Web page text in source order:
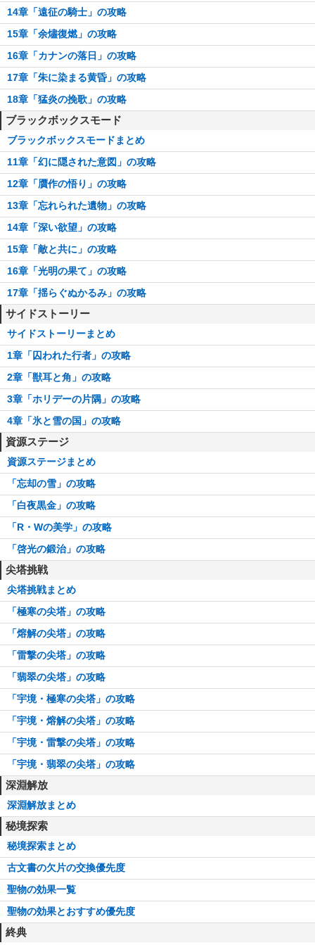
14章「遠征の騎士」の攻略
15章「余燼復燃」の攻略
16章「カナンの落日」の攻略
17章「朱に染まる黄昏」の攻略
18章「猛炎の挽歌」の攻略
ブラックボックスモード
ブラックボックスモードまとめ
11章「幻に隠された意図」の攻略
12章「贋作の悟り」の攻略
13章「忘れられた遺物」の攻略
14章「深い欲望」の攻略
15章「敵と共に」の攻略
16章「光明の果て」の攻略
17章「揺らぐぬかるみ」の攻略
サイドストーリー
サイドストーリーまとめ
1章「囚われた行者」の攻略
2章「獣耳と角」の攻略
3章「ホリデーの片隅」の攻略
4章「氷と雪の国」の攻略
資源ステージ
資源ステージまとめ
「忘却の雪」の攻略
「白夜黒金」の攻略
「R・Wの美学」の攻略
「啓光の鍛治」の攻略
尖塔挑戦
尖塔挑戦まとめ
「極寒の尖塔」の攻略
「熔解の尖塔」の攻略
「雷撃の尖塔」の攻略
「翡翠の尖塔」の攻略
「宇境・極寒の尖塔」の攻略
「宇境・熔解の尖塔」の攻略
「宇境・雷撃の尖塔」の攻略
「宇境・翡翠の尖塔」の攻略
深淵解放
深淵解放まとめ
秘境探索
秘境探索まとめ
古文書の欠片の交換優先度
聖物の効果一覧
聖物の効果とおすすめ優先度
終典